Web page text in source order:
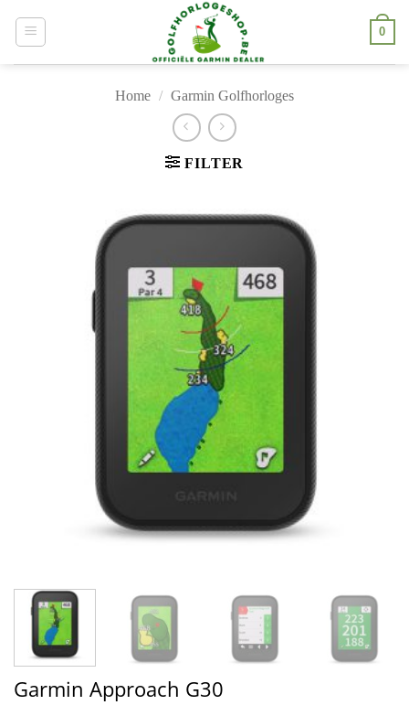
0
Home / Garmin Golfhorloges
FILTER
Garmin Approach G30